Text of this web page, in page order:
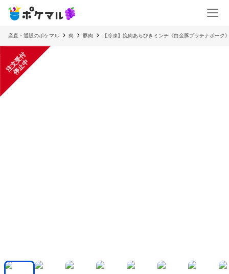
産直・通販のポケマル 肉 豚肉 【冷凍】挽肉あらびきミンチ《白金豚プラチナポーク
注
文
受
付
停
止
中